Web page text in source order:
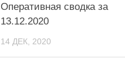
Оперативная сводка за
13.12.2020
14 ДЕК, 2020